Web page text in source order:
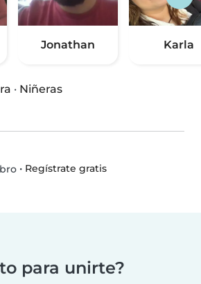
Jonathan Karla
· Niñeras
• Regístrate gratis
para unirte?